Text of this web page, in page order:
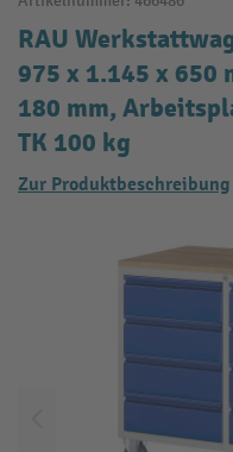
RAU
975 x 1.145 x 650
180 mm,
TK 100 kg
Zur Produktbeschreibung